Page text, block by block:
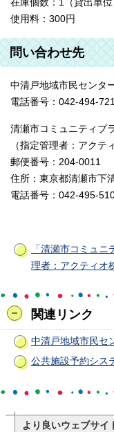
在庫個数：1（貸出単位
使用料：300円
問い合わせ先
中清戸地域市民センタ
電話番号：042-494-
清瀬市コミュニティプ
（指定管理者：アクテ
郵便番号：204-0011
住所：東京都清瀬市下
電話番号：042-495-
「清瀬市コミュ
理者：アクティオ
関連リンク
中清戸地域市民セ
公共施設予約シス
より良いウェブサイ